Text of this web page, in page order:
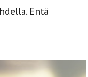
Entä